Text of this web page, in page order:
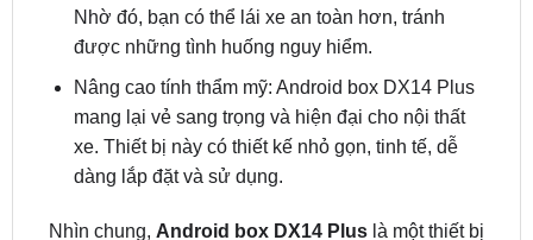
Nâng cao tính thẩm mỹ: Android box DX14 Plus
mang lại vẻ sang trọng và hiện đại cho nội thất
xe. Thiết bị này có thiết kế nhỏ gọn, tinh tế, dễ
dàng lắp đặt và sử dụng.
Nhìn chung,Android box DX14 Plus
Nếu bạn đang tìm kiếm một giải pháp để nâng cao